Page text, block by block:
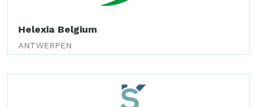
Helexia Belgium
ANTWERPEN